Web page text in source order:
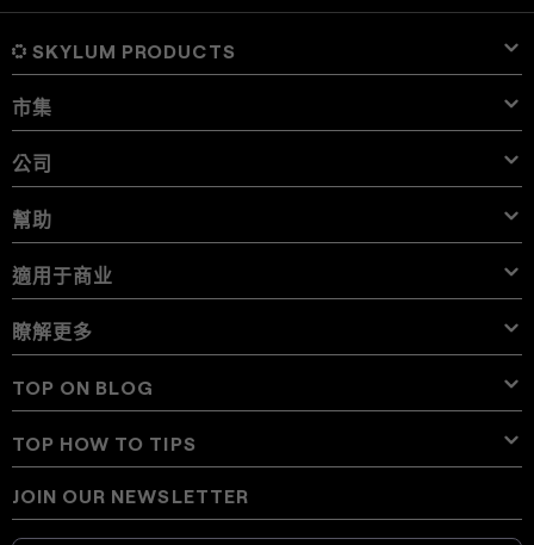
SKYLUM PRODUCTS
Luminar Neo
價錢
特點
專業工具
用例
替代方案
審判
Luminar Neo User Guide
概觀
Luminar for iPad
Luminar for iPhone
Luminar for Vision Pro
Luminar Mobile User Guide
Aperty
概觀
價錢
Aperty User Guide
Online Tools
Online Editor
Color Palette
市集
預設
Lightroom Presets
Luminar Neo Bundles
LUTs
Luminar Neo LUTs
Aperty LUTs
叠加
紋理
天空物體
别的軟件
天空
E-boooks
課程
公司
關於Skylum
Careers
大使
加盟計劃
Terms of use
隱私權政策
與我們聯絡
幫助
聯繫支持
常見問題
User Guide
Change Choice on Cookies
適用于商业
Skylum為商業
Reseller Program
瞭解更多
博客
新闻部门
Our community
TOP ON BLOG
Manual Mode in Photography
TOP HOW TO TIPS
How To Get Digital Camera Photos On Phone
How to Invert a Picture on iPhone
JOIN OUR NEWSLETTER